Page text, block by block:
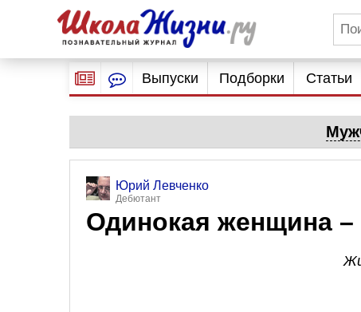
Выпуски Подборки Статьи
Юрий Левченко
Дебютант
Одинокая женщина –